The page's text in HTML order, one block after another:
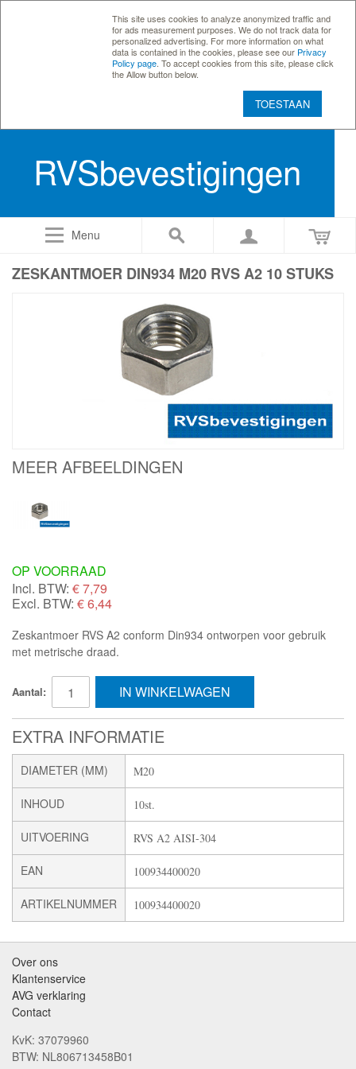
This site uses cookies to analyze anonymized traffic and
for ads measurement purposes. We do not track data for
personalized advertising. For more information on what
data is contained in the cookies, please see our Privacy
Policy page . To accept cookies from this site, please click
the Allow button below.
TOESTAAN
RVSbevestigingen
Menu
ZESKANTMOER DIN934 M20 RVS A2 10 STUKS
MEER AFBEELDINGEN
OP VOORRAAD
Incl. BTW: €7,79
Excl. BTW: € 6,44
Zeskantmoer RVS A2 conform Din934 ontworpen voor gebruik
met metrische draad.
Aantal: IN WINKELWAGEN
EXTRA INFORMATIE
DIAMETER (MM) M20
INHOUD 10st.
UITVOERING RVS A2 AISI-304
EAN 100934400020
ARTIKELNUMMER 100934400020
Over ons
Klantenservice
AVG verklaring
Contact
KvK: 37079960
BTW: NL806713458B01